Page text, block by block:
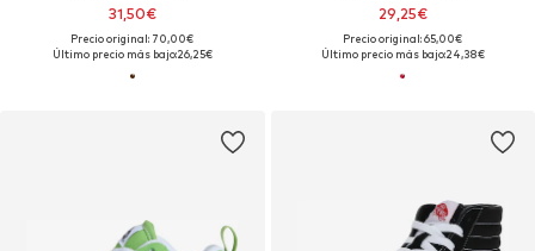
31,50€
Precio original: 70,00€
Último precio más bajo:26,25€
29,25€
Precio original: 65,00€
Último precio más bajo:24,38€